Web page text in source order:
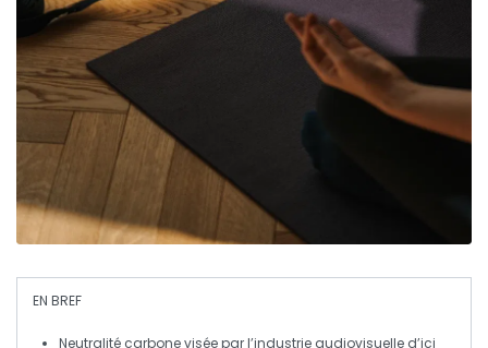
EN BREF
Neutralité carbonevisée par l’industrie audiovisuelle d’ici